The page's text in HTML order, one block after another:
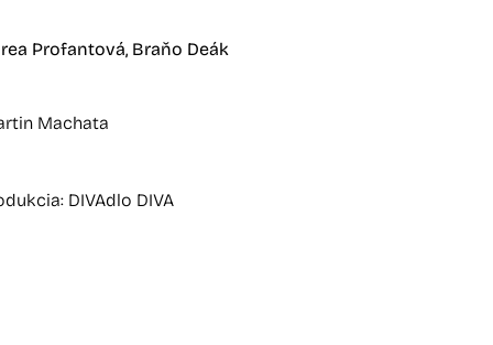
Profantová, Braňo Deák
Machata
DIVAdlo DIVA